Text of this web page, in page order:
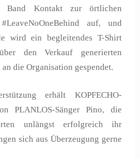
Band Kontakt zur örtlichen
auf, und
wird ein begleitendes T-Shirt
den Verkauf generierten
die Organisation gespendet.
erhält KOPFECHO-
PLANLOS-Sänger Pino, die
unlängst erfolgreich ihr
sich aus Überzeugung gerne